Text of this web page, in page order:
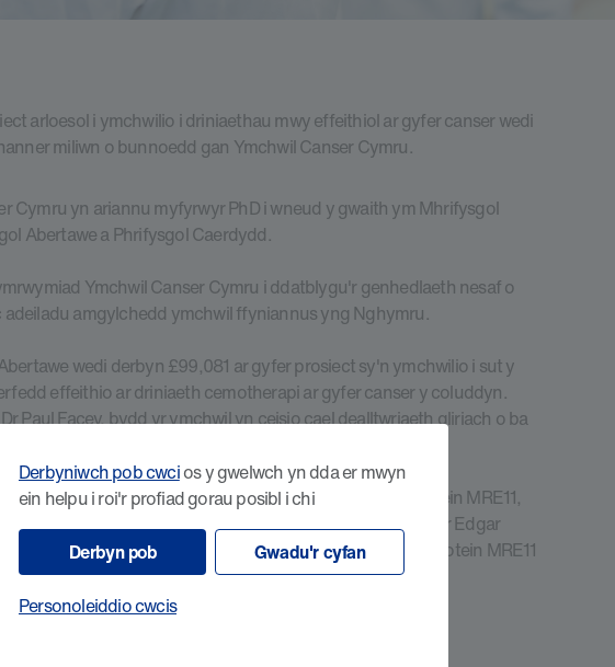
Derbyniwch pob cwcios y gwelwch yn dda er mwyn
ein helpu i roi'r profiad gorau posibl i chi
Derbyn pob Gwadu'r cyfan
Personoleiddio cwcis
arloesol i ymchwilio i driniaethau mwy effeithiol ar gyfer canser wedi
miliwn o bunnoedd gan Ymchwil Canser Cymru.
Cymru yn ariannu myfyrwyr PhD i wneud y gwaith ym Mhrifysgol
Abertawe a Phrifysgol Caerdydd.
Ymchwil Canser Cymru i ddatblygu'r genhedlaeth nesaf o
amgylchedd ymchwil ffyniannus yng Nghymru.
wedi derbyn £99,081 ar gyfer prosiect sy'n ymchwilio i sut y
effeithio ar driniaeth cemotherapi ar gyfer canser y coluddyn.
Paul Facey, bydd yr ymchwil yn ceisio cael dealltwriaeth gliriach o ba
effeithiolrwydd cemotherapi a sut maen nhw'n ei wneud.
i Brifysgol Bangor i ymchwilio i ffyrdd o dargedu'r protein MRE11,
i oroesi a thyfu. Bydd y prosiect hwn, dan arweiniad Dr Edgar
cyffuriau newydd sy'n rhwystro gweithgaredd y protein MRE11
i drin ystod o ganserau.
i Brifysgol Caerdydd i ariannu tri phrosiect: